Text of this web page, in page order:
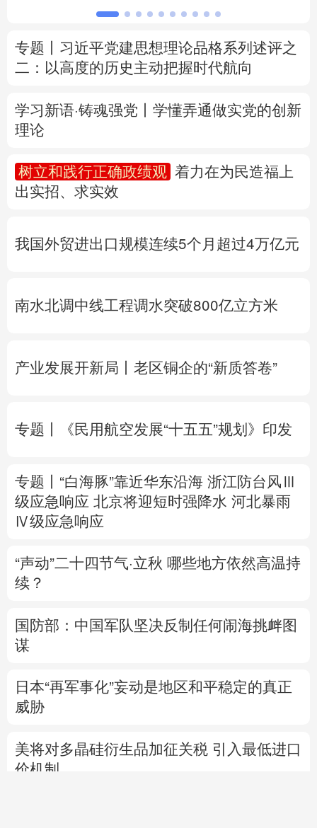
河南 湖北
广东 广西 海南 重庆
陕西
新疆 内蒙古
English
专题丨 习近平党建思想理论品格系列述评之
二：以高度的历史主动把握时代航向
学习新语·铸魂强党丨学懂弄通做实党的创新
理论
树立和践行正确政绩观
着力在为民造福上
出实招、求实效
我国外贸进出口规模连续5个月超过4万亿元
南水北调中线工程调水突破800亿立方米
产业发展开新局丨 老区铜企的“新质答卷”
专题丨 《民用航空发展“十五五”规划》印发
专题丨 “白海豚”靠近华东沿海 浙江防台风Ⅲ
级应急响应 北京将迎短时强降水 河北暴雨
Ⅳ级应急响应
“声动”二十四节气·立秋 哪些地方依然高温持
续？
国防部：中国军队坚决反制任何闹海挑衅图
谋
日本“再军事化”妄动是地区和平稳定的真正
威胁
美将对多晶硅衍生品加征关税 引入最低进口
价机制